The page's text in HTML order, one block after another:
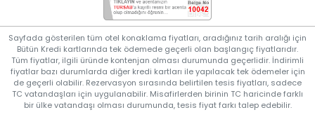
Sayfada gösterilen tüm otel konaklama fiyatları, aradığınız tarih aralığı için
Bütün Kredi kartlarında tek ödemede geçerli olan başlangıç fiyatlarıdır.
Tüm fiyatlar, ilgili üründe kontenjan olması durumunda geçerlidir. İndirimli
fiyatlar bazı durumlarda diğer kredi kartları ile yapılacak tek ödemeler için
de geçerli olabilir. Rezervasyon sırasında belirtilen tesis fiyatları, sadece
TC vatandaşları için uygulanabilir. Misafirlerden birinin TC haricinde farklı
bir ülke vatandaşı olması durumunda, tesis fiyat farkı talep edebilir.